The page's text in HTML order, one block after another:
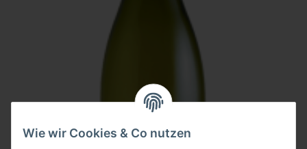
Wie wir Cookies & Co nutzen